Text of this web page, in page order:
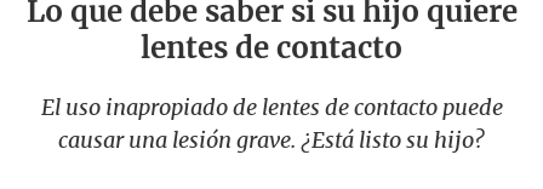
Lo que debe saber si su hijo quiere
lentes de contacto
El uso inapropiado de lentes de contacto puede
causar una lesión grave. ¿Está listo su hijo?